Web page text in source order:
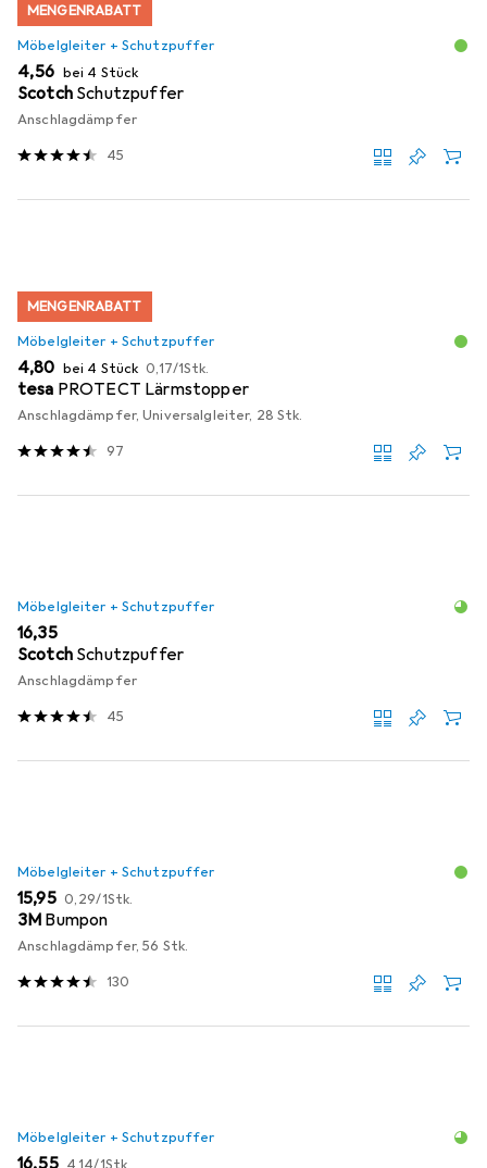
MENGENRABATT
Möbelgleiter + Schutzpuffer
EUR
4,56 bei 4 Stück
Scotch Schutzpuffer
Anschlagdämpfer
45
MENGENRABATT
Möbelgleiter + Schutzpuffer
EUR
4,80 bei 4 Stück EUR
0,17/1Stk.
tesa PROTECT Lärmstopper
Anschlagdämpfer, Universalgleiter, 28 Stk.
97
Möbelgleiter + Schutzpuffer
EUR
16,35
Scotch Schutzpuffer
Anschlagdämpfer
45
Möbelgleiter + Schutzpuffer
EUR
15,95 EUR
0,29/1Stk.
3M Bumpon
Anschlagdämpfer, 56 Stk.
130
Möbelgleiter + Schutzpuffer
EUR
16,55 EUR
4,14/1Stk.